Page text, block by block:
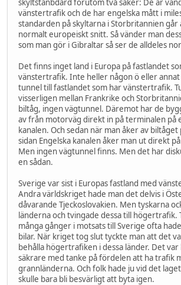
skyltstanbdard förutom två saker: De är
vänstertrafik och de har engelska mått i
standarden på skyltarna i Storbritannien
normalt europeiskt snitt. Så vänder man
som man gör i Gibraltar så ser de alldeles
Det finns inget land i Europa på fastlandet
vänstertrafik. Inte heller någon ö eller
tunnel till fastlandet som har vänstertrafik.
visserligen mellan Frankrike och
biltåg, ingen vägtunnel. Däremot har de
av från motorväg direkt in på terminalen på
kanalen. Och sedan när man åker av biltåget
sidan Engelska kanalen åker man ut direkt
Men ingen vägtunnel finns. Men det har
en sådan.
Sverige var sist i Europas fastland med
Andra världskriget hade man det delvis i
dåvarande Tjeckoslovakien. Men tyskarna
länderna och tvingade dessa till högertrafik.
många gånger i motsats till Sverige ofta
bilar. När kriget tog slut tyckte man att det
behålla högertrafiken i dessa länder. Det
säkrare med tanke på fördelen att ha trafik
grannländerna. Och folk hade ju vid det
skulle bara bli besvärligt att byta igen.